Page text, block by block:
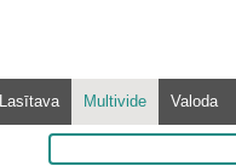
Lasītava Multivide Valoda